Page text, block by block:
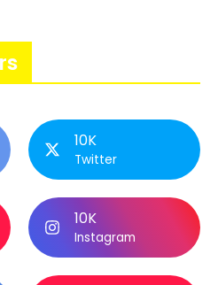
10K
Twitter
10K
Instagram